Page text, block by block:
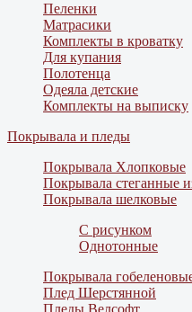
Пеленки
Матрасики
Комплекты в кроватку
Для купания
Полотенца
Одеяла детские
Комплекты на выписку
Покрывала и пледы
Покрывала Хлопковые
Покрывала стеганные
Покрывала шелковые
С рисунком
Однотонные
Покрывала
Плед Шерстянной